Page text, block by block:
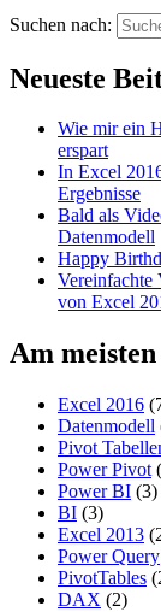
Suchen nach:
Neueste
Wie mir ein
erspart
In Excel
Ergebnisse
Bald als
Datenmodell
Happy
Vereinfachte
von Excel
Am
Excel 2016
Datenmodell
Pivot
Power Pivot
Power BI (3)
BI (3)
Excel 2013
Power Query
PivotTables
DAX (2)